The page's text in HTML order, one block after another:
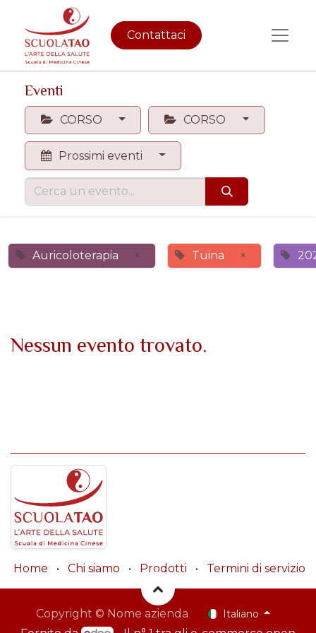
Contattaci
Eventi
CORSO CORSO
Prossimi eventi
Auricoloterapia × Tuina ×
Nessun evento trovato.
Home • Chi siamo • Prodotti • Termini di servizio
Copyright © Nome azienda Italiano